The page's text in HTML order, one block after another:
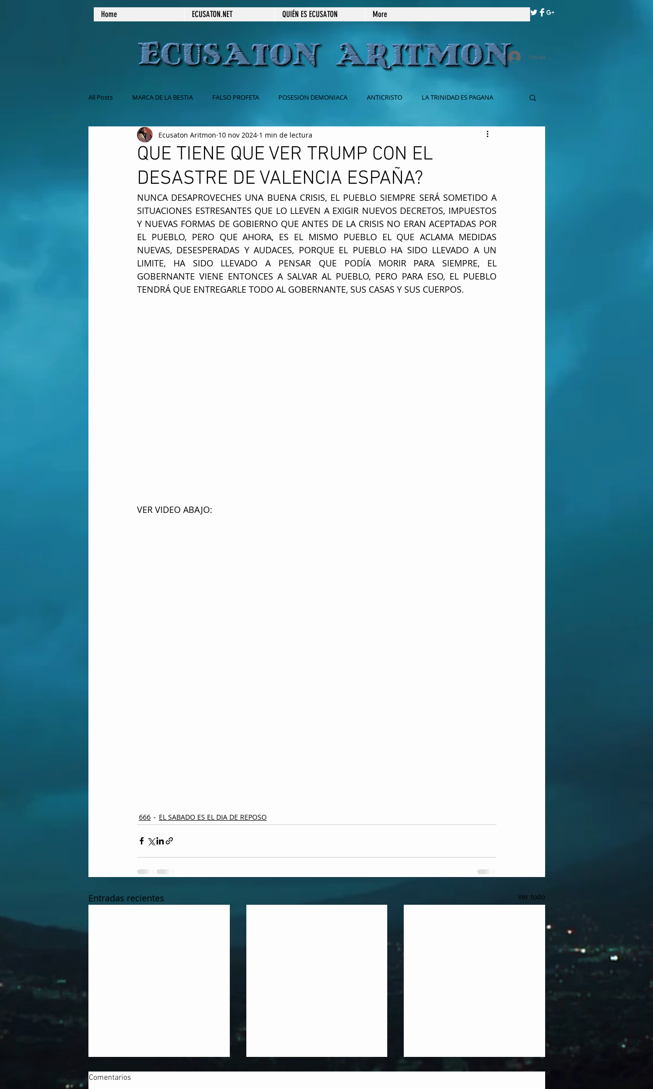
Home ECUSATON.NET QUIÉN ES ECUSATON More
Iniciar sesión
All Posts MARCA DE LA BESTIA FALSO PROFETA POSESION DEMONIACA ANTICRISTO LA TRINIDAD ES PAGANA
NO COMAS CARNE MASONERIA CATOLICA BABILONIA
EL SABADO ES EL DIA DE REPOSO ESPIRITISMO SECRETOS REVELADOS PRÉDICAS ESCRITAS
QUE TIENE QUE VER TRUMP CON EL
DESASTRE DE VALENCIA ESPAÑA?
Ecusaton Aritmon 10 nov 2024 1 min de lectura
NUNCA DESAPROVECHES UNA BUENA CRISIS, EL PUEBLO SIEMPRE SERÁ SOMETIDO A
SITUACIONES ESTRESANTES QUE LO LLEVEN A EXIGIR NUEVOS DECRETOS, IMPUESTOS
Y NUEVAS FORMAS DE GOBIERNO QUE ANTES DE LA CRISIS NO ERAN ACEPTADAS POR
EL PUEBLO, PERO QUE AHORA, ES EL MISMO PUEBLO EL QUE ACLAMA MEDIDAS
NUEVAS, DESESPERADAS Y AUDACES, PORQUE EL PUEBLO HA SIDO LLEVADO A UN
LIMITE, HA SIDO LLEVADO A PENSAR QUE PODÍA MORIR PARA SIEMPRE, EL
GOBERNANTE VIENE ENTONCES A SALVAR AL PUEBLO, PERO PARA ESO, EL PUEBLO
TENDRÁ QUE ENTREGARLE TODO AL GOBERNANTE, SUS CASAS Y SUS CUERPOS.
VER VIDEO ABAJO:
666 EL SABADO ES EL DIA DE REPOSO
Entradas recientes Ver todo
Comentarios